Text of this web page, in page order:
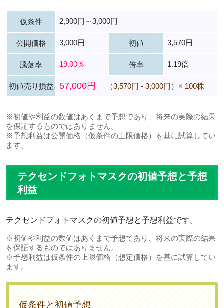
仮条件 2,900円～3,000円
公開価格 3,000円 初値 3,570円
騰落率 19.00％ 倍率 1.19倍
初値売り損益 57,000円 （3,570円 - 3,000円）× 100株
※初値や利益の数値はあくまで予想であり、将来の実際の結果
を保証するものではありません。
※予想利益は公開価格（仮条件の上限価格）を基に試算してい
ます。
テクセンドフォトマスクの初値予想と予想
利益
テクセンドフォトマスクの初値予想と予想利益です。
※初値や利益の数値はあくまで予想であり、将来の実際の結果
を保証するものではありません。
※予想利益は仮条件の上限価格（想定価格）を基に試算してい
ます。
仮条件と初値予想